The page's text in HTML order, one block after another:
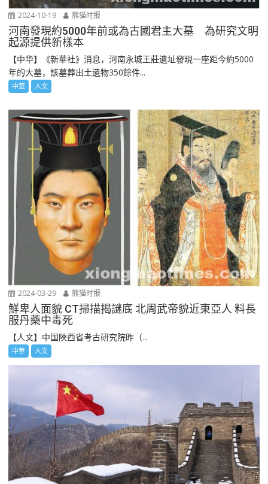
2024-10-19 熊猫时报
河南發現約5000年前或為古國君主大墓 為研究文明
起源提供新樣本
【中华】《新華社》消息，河南永城王莊遺址發現一座距今約5000
年的大墓，該墓葬出土遺物350餘件...
中華 人文
2024-03-29 熊猫时报
鮮卑人面貌 CT掃描揭謎底 北周武帝貌近東亞人 料長
服丹藥中毒死
【人文】中国陜西省考古研究院昨（...
中華 人文